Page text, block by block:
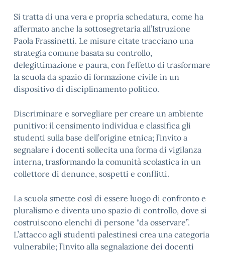
Si tratta di una vera e propria schedatura, come ha
affermato anche la sottosegretaria all’Istruzione
Paola Frassinetti. Le misure citate tracciano una
strategia comune basata su controllo,
delegittimazione e paura, con l’effetto di trasformare
la scuola da spazio di formazione civile in un
dispositivo di disciplinamento politico.
Discriminare e sorvegliare per creare un ambiente
punitivo: il censimento individua e classifica gli
studenti sulla base dell’origine etnica; l’invito a
segnalare i docenti sollecita una forma di vigilanza
interna, trasformando la comunità scolastica in un
collettore di denunce, sospetti e conflitti.
La scuola smette così di essere luogo di confronto e
pluralismo e diventa uno spazio di controllo, dove si
costruiscono elenchi di persone “da osservare”.
L’attacco agli studenti palestinesi crea una categoria
vulnerabile; l’invito alla segnalazione dei docenti